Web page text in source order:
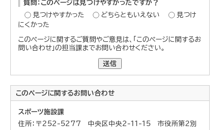
質問：このページは見つけやすかったですか？
見つけやすかった
どちらともいえない
見つけ
にくかった
このページに関するご質問やご意見は、「このページに関するお
問い合わせ」の担当課までお問い合わせください。
送信
このページに関するお問い合わせ
スポーツ施設課
住所：〒252-5277 中央区中央2-11-15 市役所第2別